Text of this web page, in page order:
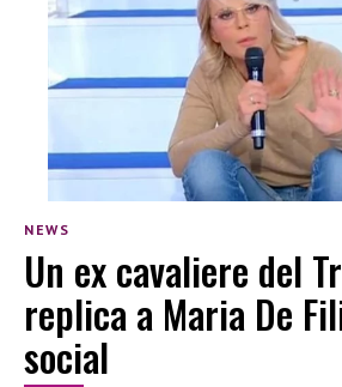
NEWS
Un ex cavaliere del
replica a Maria De
social